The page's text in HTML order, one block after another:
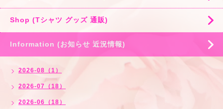
Shop (Tシャツ グッズ 通販)
Information (お知らせ 近況情報)
2026-08（1）
2026-07（18）
2026-06（18）